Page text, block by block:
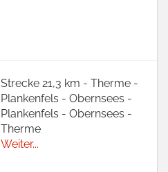
Strecke 21,3 km - Therme -
Plankenfels - Obernsees -
Plankenfels - Obernsees -
Therme
Weiter...